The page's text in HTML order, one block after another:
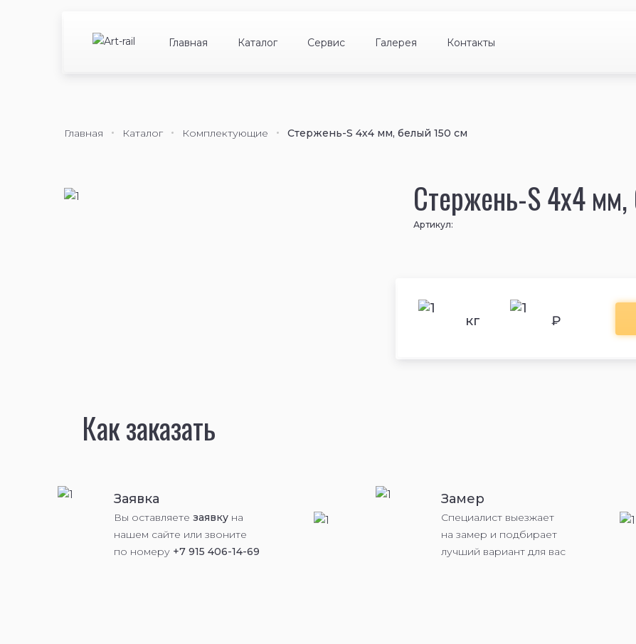
Главная Каталог Сервис Галерея Контакты
Главная Каталог Комплектующие Стержень-S 4х4 мм, белый 150 см
Стержень-S 4х4
Артикул:
кг ₽
Как заказать
Заявка
Вы оставляете заявку на
нашем сайте или звоните
по номеру +7 915 406-14-69
Замер
Специалист выезжает
на замер и подбирает
лучший вариант для вас